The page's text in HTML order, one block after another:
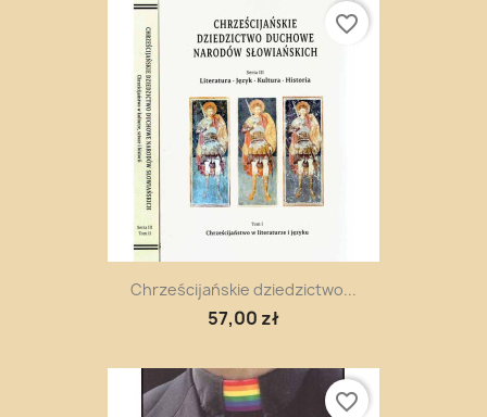
Chrześcijańskie dziedzictwo...
57,00 zł
favorite_border
favorite_border